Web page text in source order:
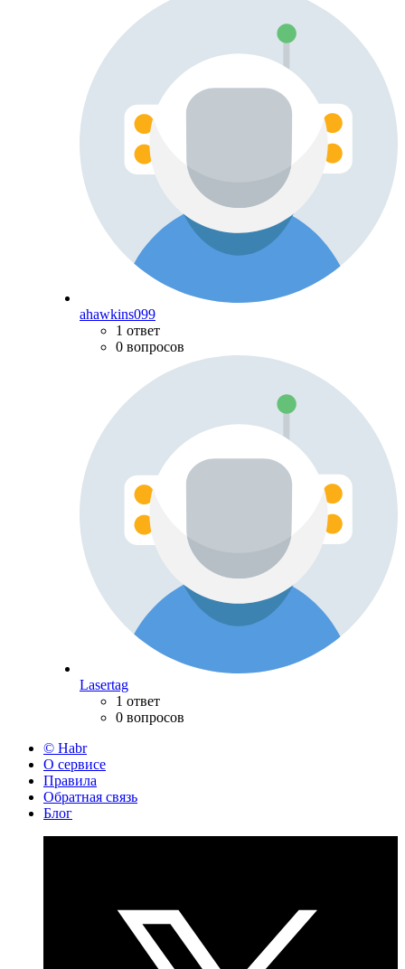
ahawkins099
1 ответ
0 вопросов
Lasertag
1 ответ
0 вопросов
© Habr
О сервисе
Правила
Обратная связь
Блог